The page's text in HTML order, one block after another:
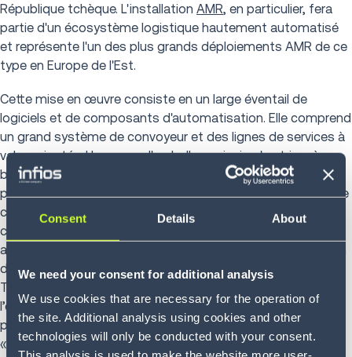
Consent Details About
We need your consent for additional analysis
We use cookies that are necessary for the operation of
the site. Additional analysis using cookies and other
technologies will only be conducted with your consent.
République tchèque. L'installation AMR, en particulier, fera
partie d'un écosystème logistique hautement automatisé
et représente l'un des plus grands déploiements AMR de ce
type en Europe de l'Est.
Cette mise en œuvre consiste en un large éventail de
logiciels et de composants d'automatisation. Elle comprend
un grand système de convoyeur et des lignes de services à
valeur ajoutée. Une zone d'emballage ainsi qu'un trieur à
bandes croisées sont également inclus. Plus de 100 AMR
parfaitement intégrés sont fournis parGeek+, partenaire de
confiance de Körber. La solution logicielle de Körber se
chargera de l’affectation des tâches aux robots. Cette
approche permettra de réaliser des activités de préparation
de commandes rapides et efficaces de type GTP (Goods-
To-Person) où les marchandises parviennent directement à
l’opérateur, sans qu’il ait à se déplacer. Une quinzaine de
postes de travail seront équipés de systèmes avancés
« put-to-light » et « pick-by-light » pour une ergonomie et